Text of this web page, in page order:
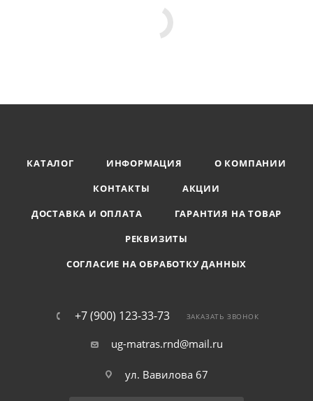
КАТАЛОГ ИНФОРМАЦИЯ
О КОМПАНИИ
КОНТАКТЫ
АКЦИИ
ДОСТАВКА И ОПЛАТА
ГАРАНТИЯ НА ТОВАР
РЕКВИЗИТЫ
СОГЛАСИЕ НА ОБРАБОТКУ ДАННЫХ
+7 (900) 123-33-73 ЗАКАЗАТЬ ЗВОНОК
ug-matras.rnd@mail.ru
ул. Вавилова 67